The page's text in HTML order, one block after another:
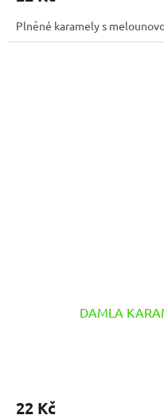
Plněné karamely s
DAMLA
22 Kč